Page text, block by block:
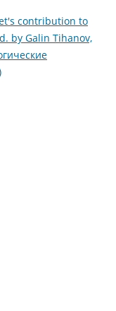
contribution to
by Galin Tihanov,